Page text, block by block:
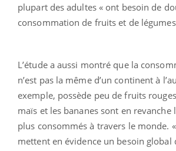
plupart des adultes « ont besoin de
consommation de fruits et de
L’étude a aussi montré que la
n’est pas la même d’un continent à
exemple, possède peu de fruits
maïs et les bananes sont en revanche
plus consommés à travers le monde.
mettent en évidence un besoin global